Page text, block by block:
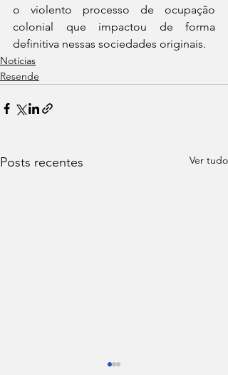
o violento processo de ocupação
colonial que impactou de forma
definitiva nessas sociedades originais.
Notícias
Resende
Posts recentes Ver tudo